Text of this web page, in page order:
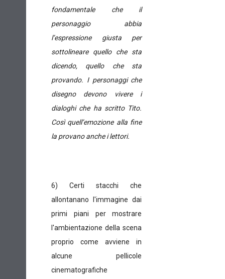
fondamentale che il
personaggio abbia
l’espressione giusta per
sottolineare quello che sta
dicendo, quello che sta
provando. I personaggi che
disegno devono vivere i
dialoghi che ha scritto Tito.
Così quell’emozione alla fine
la provano anche i lettori.
6) Certi stacchi che
allontanano l'immagine dai
primi piani per mostrare
l'ambientazione della scena
proprio come avviene in
alcune pellicole
cinematografiche